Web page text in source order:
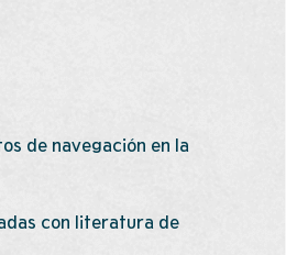
de navegación en la
con literatura de